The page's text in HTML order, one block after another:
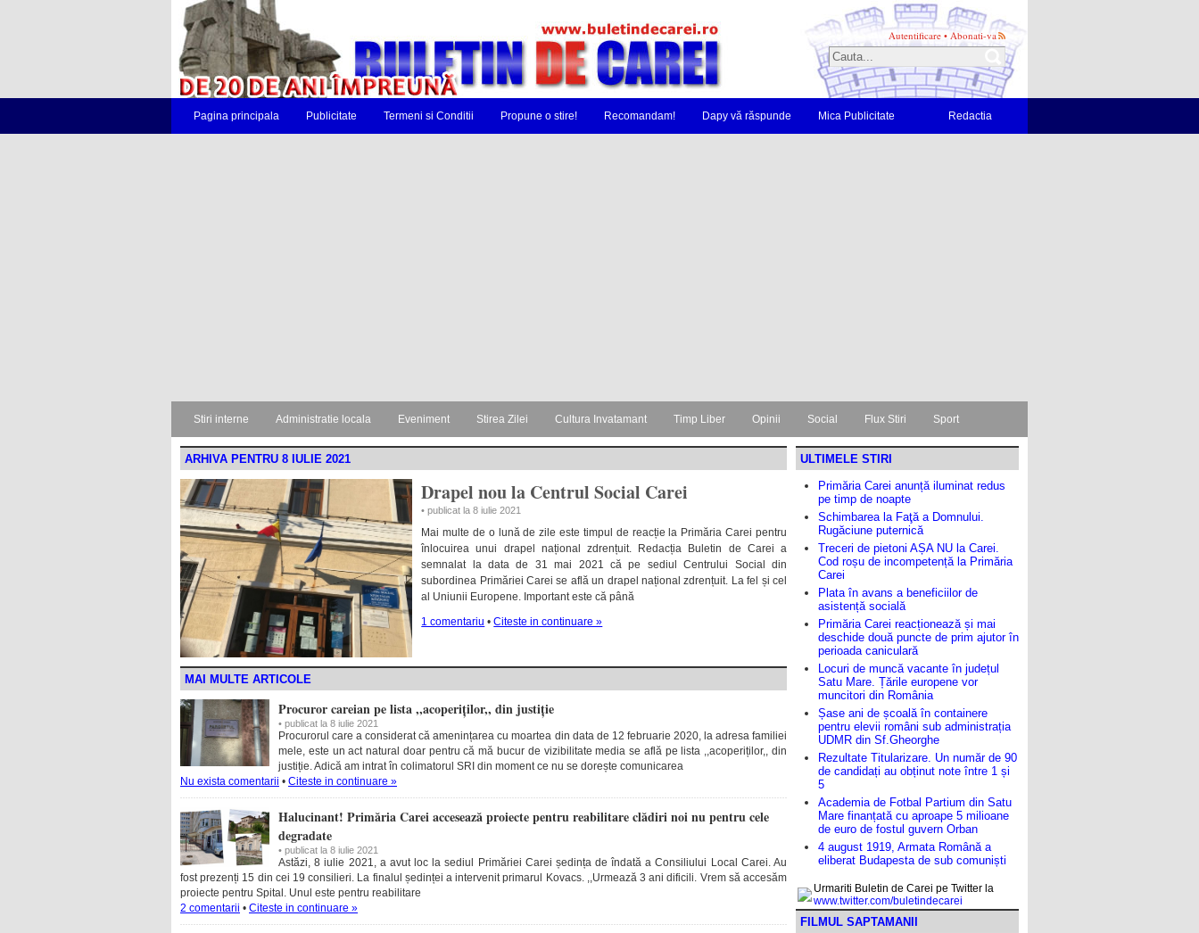
Autentificare • Abonati-va
Pagina principala Publicitate Termeni si Conditii Propune o stire! Recomandam! Dapy vă răspunde Mica Publicitate Redactia
Stiri interne Administratie locala Eveniment Stirea Zilei Cultura Invatamant Timp Liber Opinii Social Flux Stiri Sport
ARHIVA PENTRU 8 IULIE 2021
Drapel nou la Centrul Social Carei
• publicat la 8 iulie 2021
Mai multe de o lună de zile este timpul de reacție la Primăria Carei pentru
înlocuirea unui drapel național zdrențuit. Redacția Buletin de Carei a
semnalat la data de 31 mai 2021 că pe sediul Centrului Social din
subordinea Primăriei Carei se află un drapel național zdrențuit. La fel și cel
al Uniunii Europene. Important este că până
1 comentariu •Citeste in continuare »
MAI MULTE ARTICOLE
Procuror careian pe lista ,,acoperiților,, din justiție
• publicat la 8 iulie 2021
Procurorul care a considerat că amenințarea cu moartea din data de 12 februarie 2020, la adresa familiei
mele, este un act natural doar pentru că mă bucur de vizibilitate media se află pe lista ,,acoperiților,, din
justiție. Adică am intrat în colimatorul SRI din moment ce nu se dorește comunicarea
Nu exista comentarii • Citeste in continuare »
Halucinant! Primăria Carei accesează proiecte pentru reabilitare clădiri noi nu pentru cele
degradate
• publicat la 8 iulie 2021
Astăzi, 8 iulie 2021, a avut loc la sediul Primăriei Carei ședința de îndată a Consiliului Local Carei. Au
fost prezenți 15 din cei 19 consilieri. La finalul ședinței a intervenit primarul Kovacs. ,,Urmează 3 ani dificili. Vrem să accesăm
proiecte pentru Spital. Unul este pentru reabilitare
2 comentarii • Citeste in continuare »
ULTIMELE STIRI
Primăria Carei anunță iluminat redus
pe timp de noapte
Schimbarea la Faţă a Domnului.
Rugăciune puternică
Treceri de pietoni AȘA NU la Carei.
Cod roșu de incompetență la Primăria
Carei
Plata în avans a beneficiilor de
asistență socială
Primăria Carei reacționează și mai
deschide două puncte de prim ajutor în
perioada caniculară
Locuri de muncă vacante în județul
Satu Mare. Țările europene vor
muncitori din România
Șase ani de școală în containere
pentru elevii români sub administrația
UDMR din Sf.Gheorghe
Rezultate Titularizare. Un număr de 90
de candidați au obținut note între 1 și
5
Academia de Fotbal Partium din Satu
Mare finanțată cu aproape 5 milioane
de euro de fostul guvern Orban
4 august 1919, Armata Română a
eliberat Budapesta de sub comuniști
Urmariti Buletin de Carei pe Twitter la
www.twitter.com/buletindecarei
FILMUL SAPTAMANII